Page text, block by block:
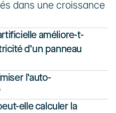
dans une croissance
améliore-t-
d’un panneau
l’auto-
elle calculer la